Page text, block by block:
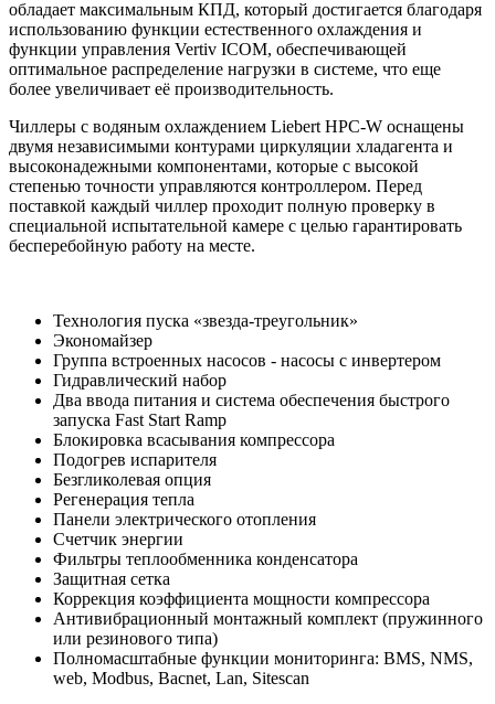
обладает максимальным КПД, который достигается благодаря
использованию функции естественного охлаждения и
функции управления Vertiv ICOM, обеспечивающей
оптимальное распределение нагрузки в системе, что еще
более увеличивает её производительность.
Чиллеры с водяным охлаждением Liebert HPC-W оснащены
двумя независимыми контурами циркуляции хладагента и
высоконадежными компонентами, которые с высокой
степенью точности управляются контроллером. Перед
поставкой каждый чиллер проходит полную проверку в
специальной испытательной камере с целью гарантировать
бесперебойную работу на месте.
Технология пуска «звезда-треугольник»
Экономайзер
Группа встроенных насосов - насосы с инвертером
Гидравлический набор
Два ввода питания и система обеспечения быстрого
запуска Fast Start Ramp
Блокировка всасывания компрессора
Подогрев испарителя
Безгликолевая опция
Регенерация тепла
Панели электрического отопления
Счетчик энергии
Фильтры теплообменника конденсатора
Защитная сетка
Коррекция коэффициента мощности компрессора
Антивибрационный монтажный комплект (пружинного
или резинового типа)
Полномасштабные функции мониторинга: BMS, NMS,
web, Modbus, Bacnet, Lan, Sitescan